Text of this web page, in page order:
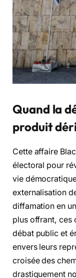
Quand la
produit
Cette affaire
électoral pour
vie
externalisation
diffamation en
plus offrant, ces
débat public et
envers leurs
croisée des
drastiquement